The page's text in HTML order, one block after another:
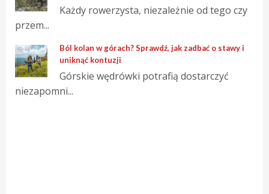
Każdy rowerzysta, niezależnie od tego czy
przem...
Ból kolan w górach? Sprawdź, jak zadbać o stawy i
uniknąć kontuzji
Górskie wędrówki potrafią dostarczyć
niezapomni...